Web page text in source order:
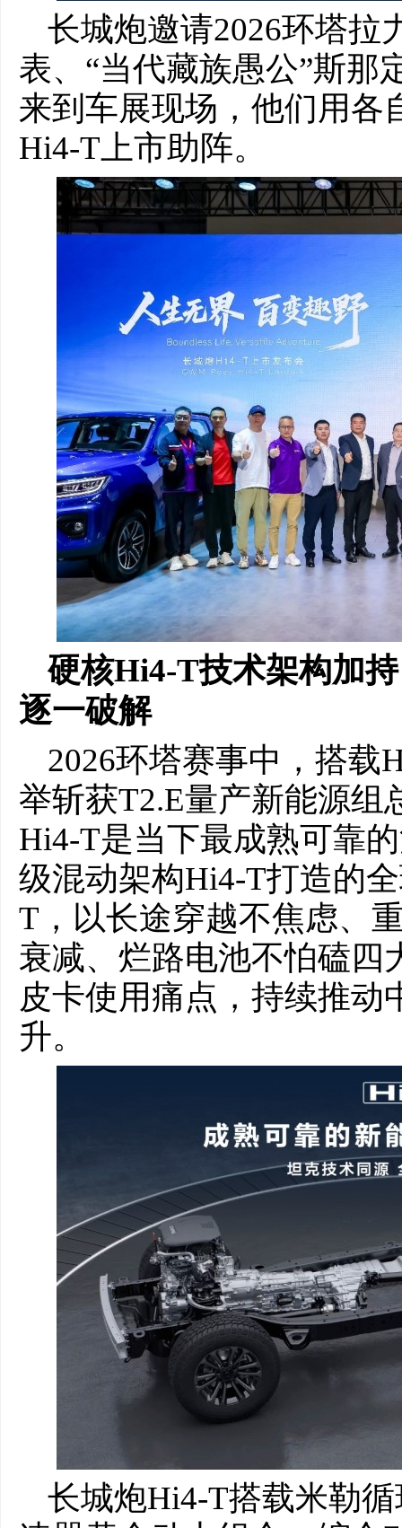
长城炮邀请2026环塔拉
表、“当代藏族愚公”斯那
来到车展现场，他们用各
Hi4-T上市助阵。
硬核Hi4-T技术架构加
逐一破解
2026环塔赛事中，搭载
举斩获T2.E量产新能源
Hi4-T是当下最成熟可靠
级混动架构Hi4-T打造的
T，以长途穿越不焦虑、
衰减、烂路电池不怕磕四
皮卡使用痛点，持续推动
升。
长城炮Hi4-T搭载米勒